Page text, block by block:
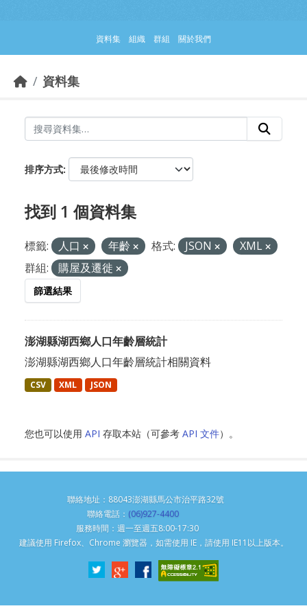
資料集 組織 群組 關於我們
資料集
排序方式
找到 1 個資料集
標籤: 人口 年齡 格式: JSON
XML
群組:
購屋及遷徙
篩選結果
澎湖縣湖西鄉人口年齡層統計
澎湖縣湖西鄉人口年齡層統計相關資料
CSV XML JSON
您也可以使用 API 存取本站（可參考 API 文件）。
聯絡地址：88043澎湖縣馬公市治平路32號
聯絡電話： (06)927-4400
服務時間：週一至週五8:00-17:30
建議使用 Firefox、Chrome 瀏覽器，如需使用 IE，請使用 IE11以上版本。